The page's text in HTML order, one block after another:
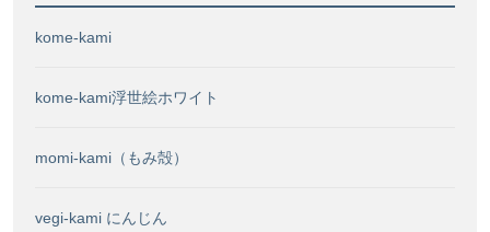
し
kome-kami
kome-kami浮世絵ホワイト
momi-kami（もみ殻）
vegi-kami にんじん